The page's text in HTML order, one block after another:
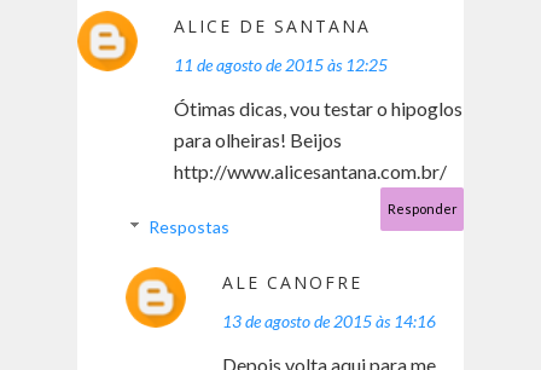
ALICE DE SANTANA
11 de agosto de 2015 às 12:25
Ótimas dicas, vou testar o hipoglos
para olheiras! Beijos
http://www.alicesantana.com.br/
Responder
Respostas
ALE CANOFRE
13 de agosto de 2015 às 14:16
Depois volta aqui para me